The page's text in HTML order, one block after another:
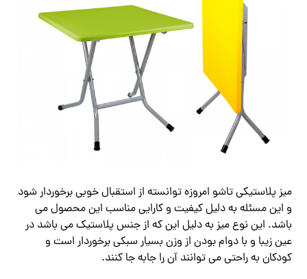
میز پلاستیکی تاشو امروزه توانسته از استقبال خوبی برخوردار شود
و این مسئله به دلیل کیفیت و کارایی مناسب این محصول می
باشد. این نوع میز به دلیل این که از جنس پلاستیک می باشد در
عین زیبا و با دوام بودن از وزن بسیار سبکی برخوردار است و
کودکان به راحتی می توانند آن را جابه جا کنند.